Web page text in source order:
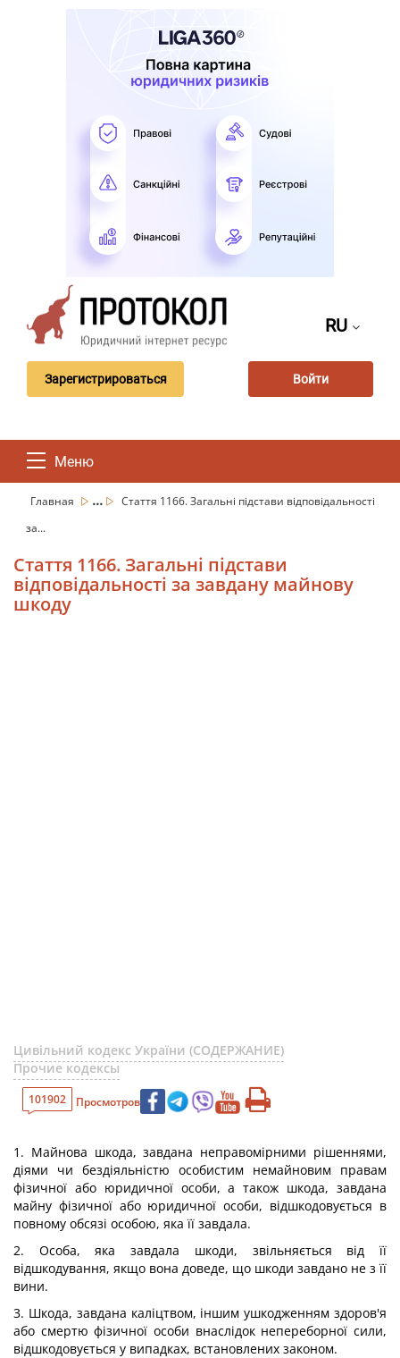
RU
Зарегистрироваться Войти
Меню
Главная ...
Стаття 1166. Загальні підстави відповідальності
за...
Стаття 1166. Загальні підстави
відповідальності за завдану майнову
шкоду
Цивільний кодекс України (СОДЕРЖАНИЕ)
Прочие кодексы
101902 Просмотров
1. Майнова шкода, завдана неправомірними рішеннями,
діями чи бездіяльністю особистим немайновим правам
фізичної або юридичної особи, а також шкода, завдана
майну фізичної або юридичної особи, відшкодовується в
повному обсязі особою, яка її завдала.
2. Особа, яка завдала шкоди, звільняється від її
відшкодування, якщо вона доведе, що шкоди завдано не з її
вини.
3. Шкода, завдана каліцтвом, іншим ушкодженням здоров'я
або смертю фізичної особи внаслідок непереборної сили,
відшкодовується у випадках, встановлених законом.